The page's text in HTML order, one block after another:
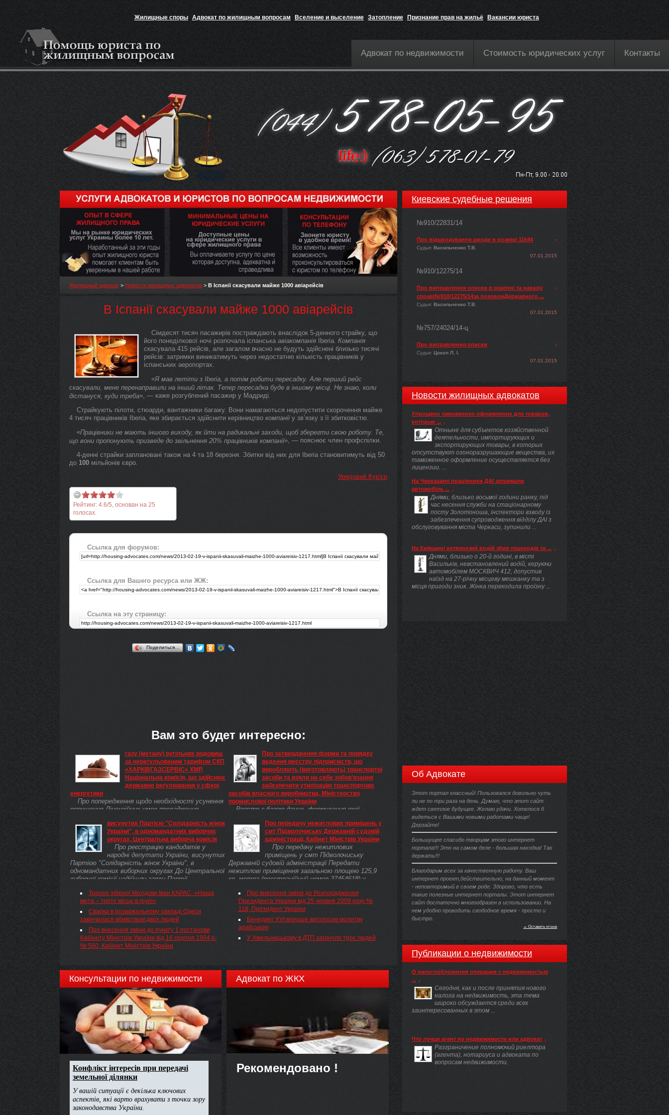
Жилищные споры Адвокат по жилищным вопросам Вселение и выселение Затопление Признание прав на жильё Вакансии юриста
Адвокат по недвижимости Стоимость юридических услуг Контакты
Жилищный адвокат > Новости жилищных адвокатов > В Іспанії скасували майже 1000 авіарейсів
В Іспанії скасували майже 1000 авіарейсів
Сімдесят тисяч пасажирів постраждають внаслідок 5-денного страйку, що
його понеділкової ночі розпочала іспанська авіакомпанія Iberia. Компанія
скасувала 415 рейсів, але загалом вчасно не будуть здійснені близько тисячі
рейсів: затримки виникатимуть через недостатню кількість працівників у
іспанських аеропортах.
«Я мав летіти з Iberia, а потім робити пересадку. Але перший рейс
скасували, мене перенаправили на інший літак. Тепер пересадка буде в іншому місці. Не знаю, коли
дістануся, куди треба», — каже розгублений пасажир у Мадриді.
Страйкують пілоти, стюарди, вантажники багажу. Вони намагаються недопустити скорочення майже
4 тисяч працівників Iberia, яке збирається здійснити керівництво компаніїу зв’язку з її збитковістю.
«Працівники не мають іншого виходу, як йти на радикальні заходи, щоб зберегти свою роботу. Те,
що вони пропонують призведе до звільнення 20% працівників компанії», — пояснює член профспілки.
4-денні страйки заплановані також на 4 та 18 березня. Збитки від них для Iberia становитимуть від 50
до 100 мільйонів євро.
Урядовий Кур'єр
Рейтинг: 4.6/5, основан на 25
голосах.
Ссылка для форумов:
Ссылка для Вашего ресурса или ЖЖ:
Ссылка на эту страницу:
Поделиться…
Вам это будет интересно:
газу (метану) вугільних родовищ
за нерегульованим тарифом СКП
«ХАРКІВГАЗСЕРВІС» ХМР,
Національна комісія, що здійснює
державне регулювання у сфері
енергетики
Про попередження щодо необхідності усунення
порушення Ліцензійних умов провадження
газу, газу (метану) вугільних родовищ за
нерегульованим тарифом СКП
«ХАРКІВГАЗСЕРВІС» ХМР
висунутих Партією "Солідарність жінок
України", в одномандатних виборчих
округах, Центральна виборча комісія
Про реєстрацію кандидатів у
народні депутати України, висунутих
Партією "Солідарність жінок України", в
одномандатних виборчих округах До Центральної
виборчої комісії надійшли заяви Партії
документами щодо реєстрації кандидатів у
народні депутати України, висунутих 1 серпня
2012 року на X з’їзді цієї партії, в одномандатних
виборчих округах.
Тренер збірної Молдови Іван КАРАС: «Наша
мета – третє місце в групі»
Сварка в розважальному закладі Одеси
закінчилася вбивством двох людей
Про внесення зміни до пункту 1 постанови
Кабінету Міністрів України від 16 серпня 1994 р.
№ 560, Кабінет Міністрів України
Про затвердження форми та порядку
ведення реєстру підприємств, що
виробляють (виготовляють) транспортні
засоби та взяли на себе зобов’язання
забезпечити утилізацію транспортних
засобів власного виробництва, Міністерство
промислової політики України
Реєстр є базою даних, формування якої
систематизацію, зберігання, захист і
використання відомостей про суб’єктів
господарювання, що виробляють (виготовляють)
Про передачу нежитлових приміщень у
смт Підволочиську Державній судовій
адміністрації, Кабінет Міністрів України
Про передачу нежитлових
приміщень у смт Підволочиську
Державній судовій адміністрації Передати
нежитлові приміщення загальною площею 125,9
кв. метра (реєстраційний номер 37454618) у
Підволочиську (Тернопільська область) із сфери
управління Міністерства соціальної політики в
оперативне управління Державної судової
адміністрації для розміщення Підволочиського
районного суду.
Про внесення зміни до Розпорядження
Президента України від 25 червня 2009 року №
118, Президент України
Бенедикт XVI вперше виголосив молитву
арабською
У Хмельницькому в ДТП загинуло троє людей
Консультации по недвижимости Адвокат по ЖКХ
Рекомендовано !
Киевские судебные решения
№910/22831/14
Про відшкодування шкоди в розмірі 11644
Судья: Васильченко Т.В.
07.01.2015
№910/12275/14
Про виправлення описки в рішенні та наказіу
справі№910/12275/14за позовомДержавного ...
Судья: Васильченко Т.В.
07.01.2015
№757/24024/14-ц
Про виправлення описки
Судья: Цокол Л. І.
07.01.2015
Новости жилищных адвокатов
Упрощено таможенное оформление для товаров,
которые ...
Отныне для субъектов хозяйственной
деятельности, импортирующих и
экспортирующих товары, в которых
отсутствуют озоноразрушающие вещества, их
таможенное оформление осуществляется без
лицензии. ...
На Черкащині працівники ДАІ затримали
автомобіль ...
Днями, близько восьмої години ранку, під
час несення служби на стаціонарному
посту Золотоноша, інспектори взводу із
забезпечення супроводження відділу ДАІ з
обслуговування міста Черкаси, зупинили ...
На Київщині нетверезий водій збив пішоходів та ...
Днями, близько о 20-й годині, в місті
Васильків, невстановлений водій, керуючи
автомобілем МОСКВИЧ 412, допустив
наїзд на 27-річну місцеву мешканку та з
місця пригоди зник. Жінка переходила проїзну ...
Об Адвокате
Этот портал классный! Пользовался довольно чуть
ли не по три раза на день. Думаю, что этот сайт
ждет светлое будущее. Желаю удачи. Хотелося б
видеться с Вашими новыми работами чаще!
Дерзайте!
Большущее спасибо творцам этого интернет
портала!!! Это на самом деле - большая находка! Так
держать!!!
Благодарим всех за качественную работу. Ваш
интернет проект,действительно, на данный момент
- неповторимый в своем роде. Здорово, что есть
такие полезные интернет порталы. Этот интернет
сайт достаточно многообразен в использовании. На
нем удобно проводить свободное время - просто и
быстро.
→ Оставить отзыв
Публикации о недвижимости
О налогообложении операции с недвижимостью
...
Сегодня, как и после принятия нового
налога на недвижимость, эта тема
широко обсуждается среди всех
заинтересованных в этом ...
Что лучше агент по недвижимости или адвокат
Разграничение полномочий риелтора
(агента), нотариуса и адвоката по
вопросам недвижимости.